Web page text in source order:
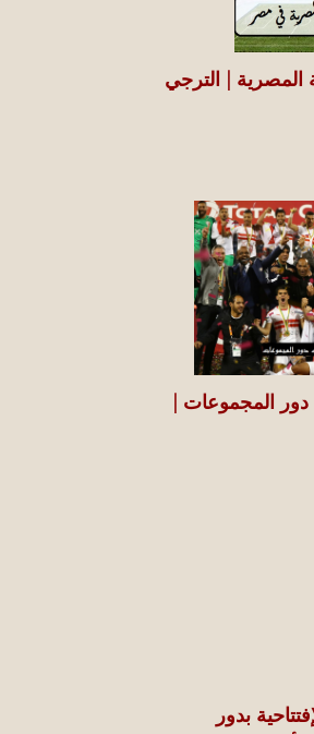
المصرية | الترجي
المجموعات |
بدور